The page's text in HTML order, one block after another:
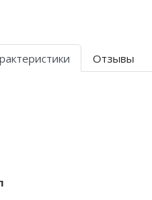
Отзывы